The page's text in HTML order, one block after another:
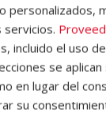
de
estrés, miedo o
. No solo
personalizados,
incluido el uso
se
en lugar del
su